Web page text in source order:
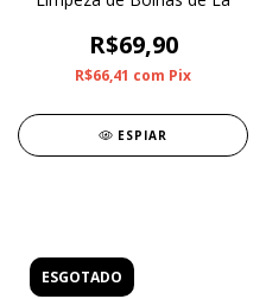
R$69,90
R$66,41 com Pix
ESPIAR
ESGOTADO